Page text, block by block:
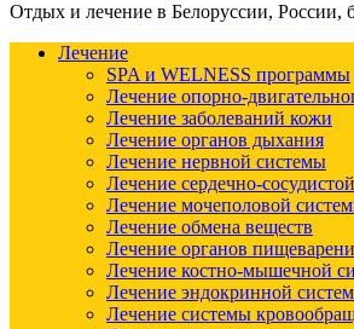
Отдых и лечение в Белоруссии, России,
Лечение
SPA и WELNESS программы
Лечение опорно-
Лечение заболеваний кожи
Лечение органов дыхания
Лечение нервной системы
Лечение сердечно-
Лечение мочеполовой
Лечение обмена веществ
Лечение органов
Лечение костно-мышечной
Лечение эндокринной
Лечение системы